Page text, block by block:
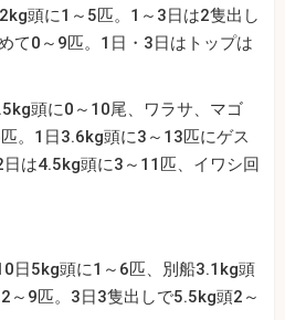
頭に1～5匹。1～3日は2隻出し
て0～9匹。1日・3日はトップは
頭に0～10尾、ワラサ、マゴ
。1日3.6kg頭に3～13匹にゲス
日は4.5kg頭に3～11匹、イワシ回
日5kg頭に1～6匹、別船3.1kg頭
～9匹。3日3隻出しで5.5kg頭2～